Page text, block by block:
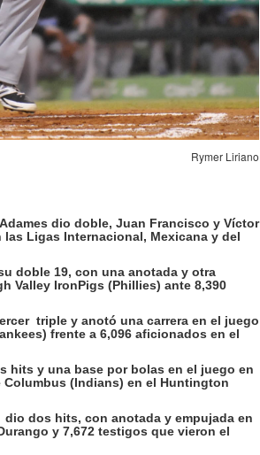
Rymer Liriano
dio doble, Juan Francisco y Víctor
Ligas Internacional, Mexicana y del
doble 19, con una anotada y otra
Valley IronPigs (Phillies) ante 8,390
triple y anotó una carrera en el juego
frente a 6,096 aficionados en el
hits y una base por bolas en el juego en
(Indians) en el Huntington
dos hits, con anotada y empujada en
y 7,672 testigos que vieron el